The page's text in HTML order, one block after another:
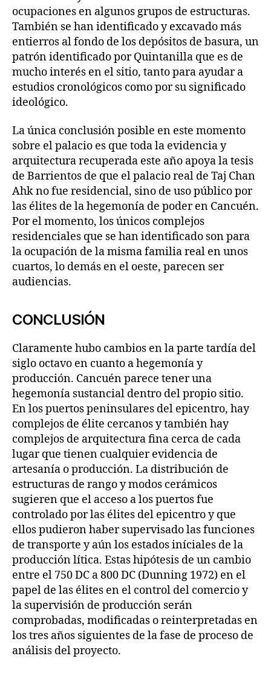
ocupaciones en algunos grupos de estructuras.
También se han identificado y excavado más
entierros al fondo de los depósitos de basura, un
patrón identificado por Quintanilla que es de
mucho interés en el sitio, tanto para ayudar a
estudios cronológicos como por su significado
ideológico.
La única conclusión posible en este momento
sobre el palacio es que toda la evidencia y
arquitectura recuperada este año apoya la tesis
de Barrientos de que el palacio real de Taj Chan
Ahk no fue residencial, sino de uso público por
las élites de la hegemonía de poder en Cancuén.
Por el momento, los únicos complejos
residenciales que se han identificado son para
la ocupación de la misma familia real en unos
cuartos, lo demás en el oeste, parecen ser
audiencias.
CONCLUSIÓN
Claramente hubo cambios en la parte tardía del
siglo octavo en cuanto a hegemonía y
producción. Cancuén parece tener una
hegemonía sustancial dentro del propio sitio.
En los puertos peninsulares del epicentro, hay
complejos de élite cercanos y también hay
complejos de arquitectura fina cerca de cada
lugar que tienen cualquier evidencia de
artesanía o producción. La distribución de
estructuras de rango y modos cerámicos
sugieren que el acceso a los puertos fue
controlado por las élites del epicentro y que
ellos pudieron haber supervisado las funciones
de transporte y aún los estados iníciales de la
producción lítica. Estas hipótesis de un cambio
entre el 750 DC a 800 DC (Dunning 1972) en el
papel de las élites en el control del comercio y
la supervisión de producción serán
comprobadas, modificadas o reinterpretadas en
los tres años siguientes de la fase de proceso de
análisis del proyecto.